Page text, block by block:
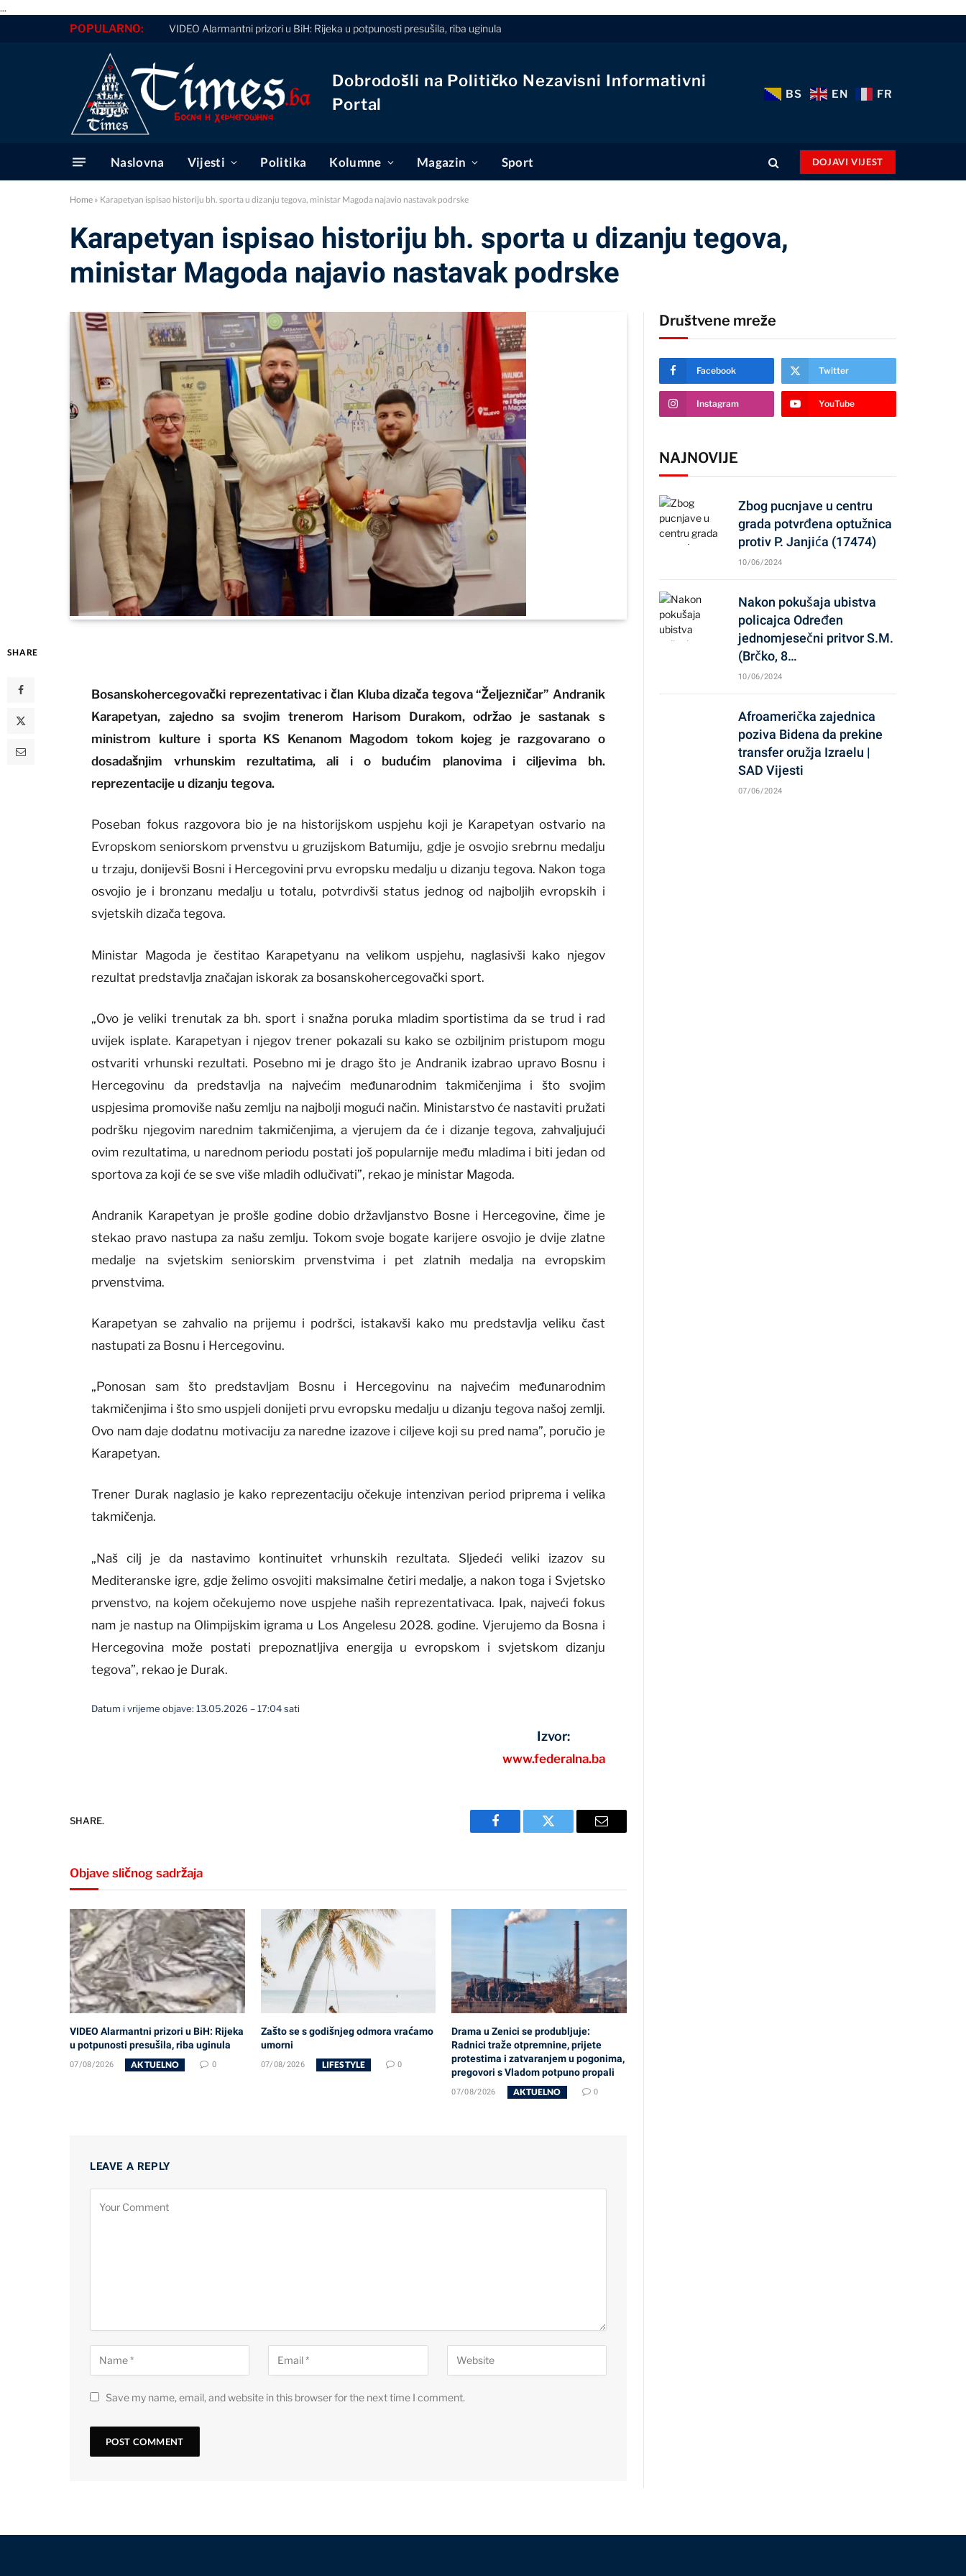
...
POPULARNO: VIDEO Alarmantni prizori u BiH: Rijeka u potpunosti presušila, riba uginula
Dobrodošli na Političko Nezavisni Informativni
Portal
BS EN FR
Naslovna Vijesti Politika Kolumne Magazin Sport DOJAVI VIJEST
Home » Karapetyan ispisao historiju bh. sporta u dizanju tegova, ministar Magoda najavio nastavak podrske
Karapetyan ispisao historiju bh. sporta u dizanju tegova,
ministar Magoda najavio nastavak podrske
SHARE
Bosanskohercegovački reprezentativac i član Kluba dizača tegova “Željezničar” Andranik
Karapetyan, zajedno sa svojim trenerom Harisom Durakom, održao je sastanak s
ministrom kulture i sporta KS Kenanom Magodom tokom kojeg je razgovarano o
dosadašnjim vrhunskim rezultatima, ali i o budućim planovima i ciljevima bh.
reprezentacije u dizanju tegova.
Poseban fokus razgovora bio je na historijskom uspjehu koji je Karapetyan ostvario na
Evropskom seniorskom prvenstvu u gruzijskom Batumiju, gdje je osvojio srebrnu medalju
u trzaju, donijevši Bosni i Hercegovini prvu evropsku medalju u dizanju tegova. Nakon toga
osvojio je i bronzanu medalju u totalu, potvrdivši status jednog od najboljih evropskih i
svjetskih dizača tegova.
Ministar Magoda je čestitao Karapetyanu na velikom uspjehu, naglasivši kako njegov
rezultat predstavlja značajan iskorak za bosanskohercegovački sport.
„Ovo je veliki trenutak za bh. sport i snažna poruka mladim sportistima da se trud i rad
uvijek isplate. Karapetyan i njegov trener pokazali su kako se ozbiljnim pristupom mogu
ostvariti vrhunski rezultati. Posebno mi je drago što je Andranik izabrao upravo Bosnu i
Hercegovinu da predstavlja na najvećim međunarodnim takmičenjima i što svojim
uspjesima promoviše našu zemlju na najbolji mogući način. Ministarstvo će nastaviti pružati
podršku njegovim narednim takmičenjima, a vjerujem da će i dizanje tegova, zahvaljujući
ovim rezultatima, u narednom periodu postati još popularnije među mladima i biti jedan od
sportova za koji će se sve više mladih odlučivati”, rekao je ministar Magoda.
Andranik Karapetyan je prošle godine dobio državljanstvo Bosne i Hercegovine, čime je
stekao pravo nastupa za našu zemlju. Tokom svoje bogate karijere osvojio je dvije zlatne
medalje na svjetskim seniorskim prvenstvima i pet zlatnih medalja na evropskim
prvenstvima.
Karapetyan se zahvalio na prijemu i podršci, istakavši kako mu predstavlja veliku čast
nastupati za Bosnu i Hercegovinu.
„Ponosan sam što predstavljam Bosnu i Hercegovinu na najvećim međunarodnim
takmičenjima i što smo uspjeli donijeti prvu evropsku medalju u dizanju tegova našoj zemlji.
Ovo nam daje dodatnu motivaciju za naredne izazove i ciljeve koji su pred nama”, poručio je
Karapetyan.
Trener Durak naglasio je kako reprezentaciju očekuje intenzivan period priprema i velika
takmičenja.
„Naš cilj je da nastavimo kontinuitet vrhunskih rezultata. Sljedeći veliki izazov su
Mediteranske igre, gdje želimo osvojiti maksimalne četiri medalje, a nakon toga i Svjetsko
prvenstvo, na kojem očekujemo nove uspjehe naših reprezentativaca. Ipak, najveći fokus
nam je nastup na Olimpijskim igrama u Los Angelesu 2028. godine. Vjerujemo da Bosna i
Hercegovina može postati prepoznatljiva energija u evropskom i svjetskom dizanju
tegova”, rekao je Durak.
Datum i vrijeme objave: 13.05.2026 – 17:04 sati
Izvor:
www.federalna.ba
SHARE.
Facebook Twitter Email
Objave sličnog sadržaja
VIDEO Alarmantni prizori u BiH: Rijeka
u potpunosti presušila, riba uginula
07/08/2026 AKTUELNO 0
Zašto se s godišnjeg odmora vraćamo
umorni
07/08/2026 LIFESTYLE 0
Drama u Zenici se produbljuje:
Radnici traže otpremnine, prijete
protestima i zatvaranjem u pogonima,
pregovori s Vladom potpuno propali
07/08/2026 AKTUELNO 0
LEAVE A REPLY
Save my name, email, and website in this browser for the next time I comment.
Društvene mreže
Facebook Twitter
Instagram YouTube
NAJNOVIJE
Zbog pucnjave u centru
grada potvrđena optužnica
protiv P. Janjića (17474)
10/06/2024
Nakon pokušaja ubistva
policajca Određen
jednomjesečni pritvor S.M.
(Brčko, 8…
10/06/2024
Afroamerička zajednica
poziva Bidena da prekine
transfer oružja Izraelu |
SAD Vijesti
07/06/2024